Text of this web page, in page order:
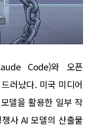
Code)와 오픈
러났다. 미국 미디어
델을 활용한 일부 작
사 AI 모델의 산출물